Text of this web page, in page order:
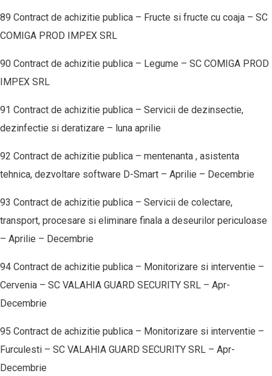
89 Contract de achizitie publica – Fructe si fructe cu coaja – SC
COMIGA PROD IMPEX SRL
90 Contract de achizitie publica – Legume – SC COMIGA PROD
IMPEX SRL
91 Contract de achizitie publica – Servicii de dezinsectie,
dezinfectie si deratizare – luna aprilie
92 Contract de achizitie publica – mentenanta , asistenta
tehnica, dezvoltare software D-Smart – Aprilie – Decembrie
93 Contract de achizitie publica – Servicii de colectare,
transport, procesare si eliminare finala a deseurilor periculoase
– Aprilie – Decembrie
94 Contract de achizitie publica – Monitorizare si interventie –
Cervenia – SC VALAHIA GUARD SECURITY SRL – Apr-
Decembrie
95 Contract de achizitie publica – Monitorizare si interventie –
Furculesti – SC VALAHIA GUARD SECURITY SRL – Apr-
Decembrie